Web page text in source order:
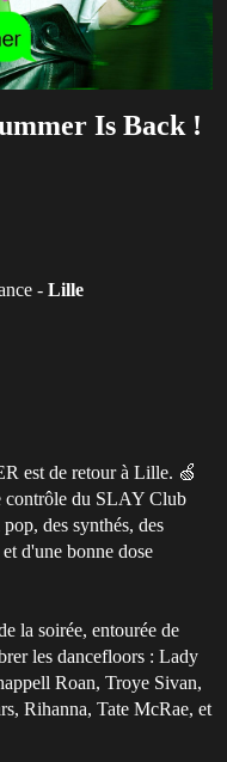
Is Back !
- Lille
est de retour à Lille. 🍏
contrôle du SLAY Club
des synthés, des
d'une bonne dose
la soirée, entourée de
les dancefloors : Lady
Roan, Troye Sivan,
Rihanna, Tate McRae, et